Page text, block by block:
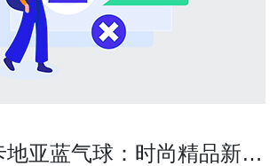
亚蓝气球：时尚精品新品